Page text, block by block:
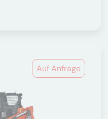
Auf Anfrage